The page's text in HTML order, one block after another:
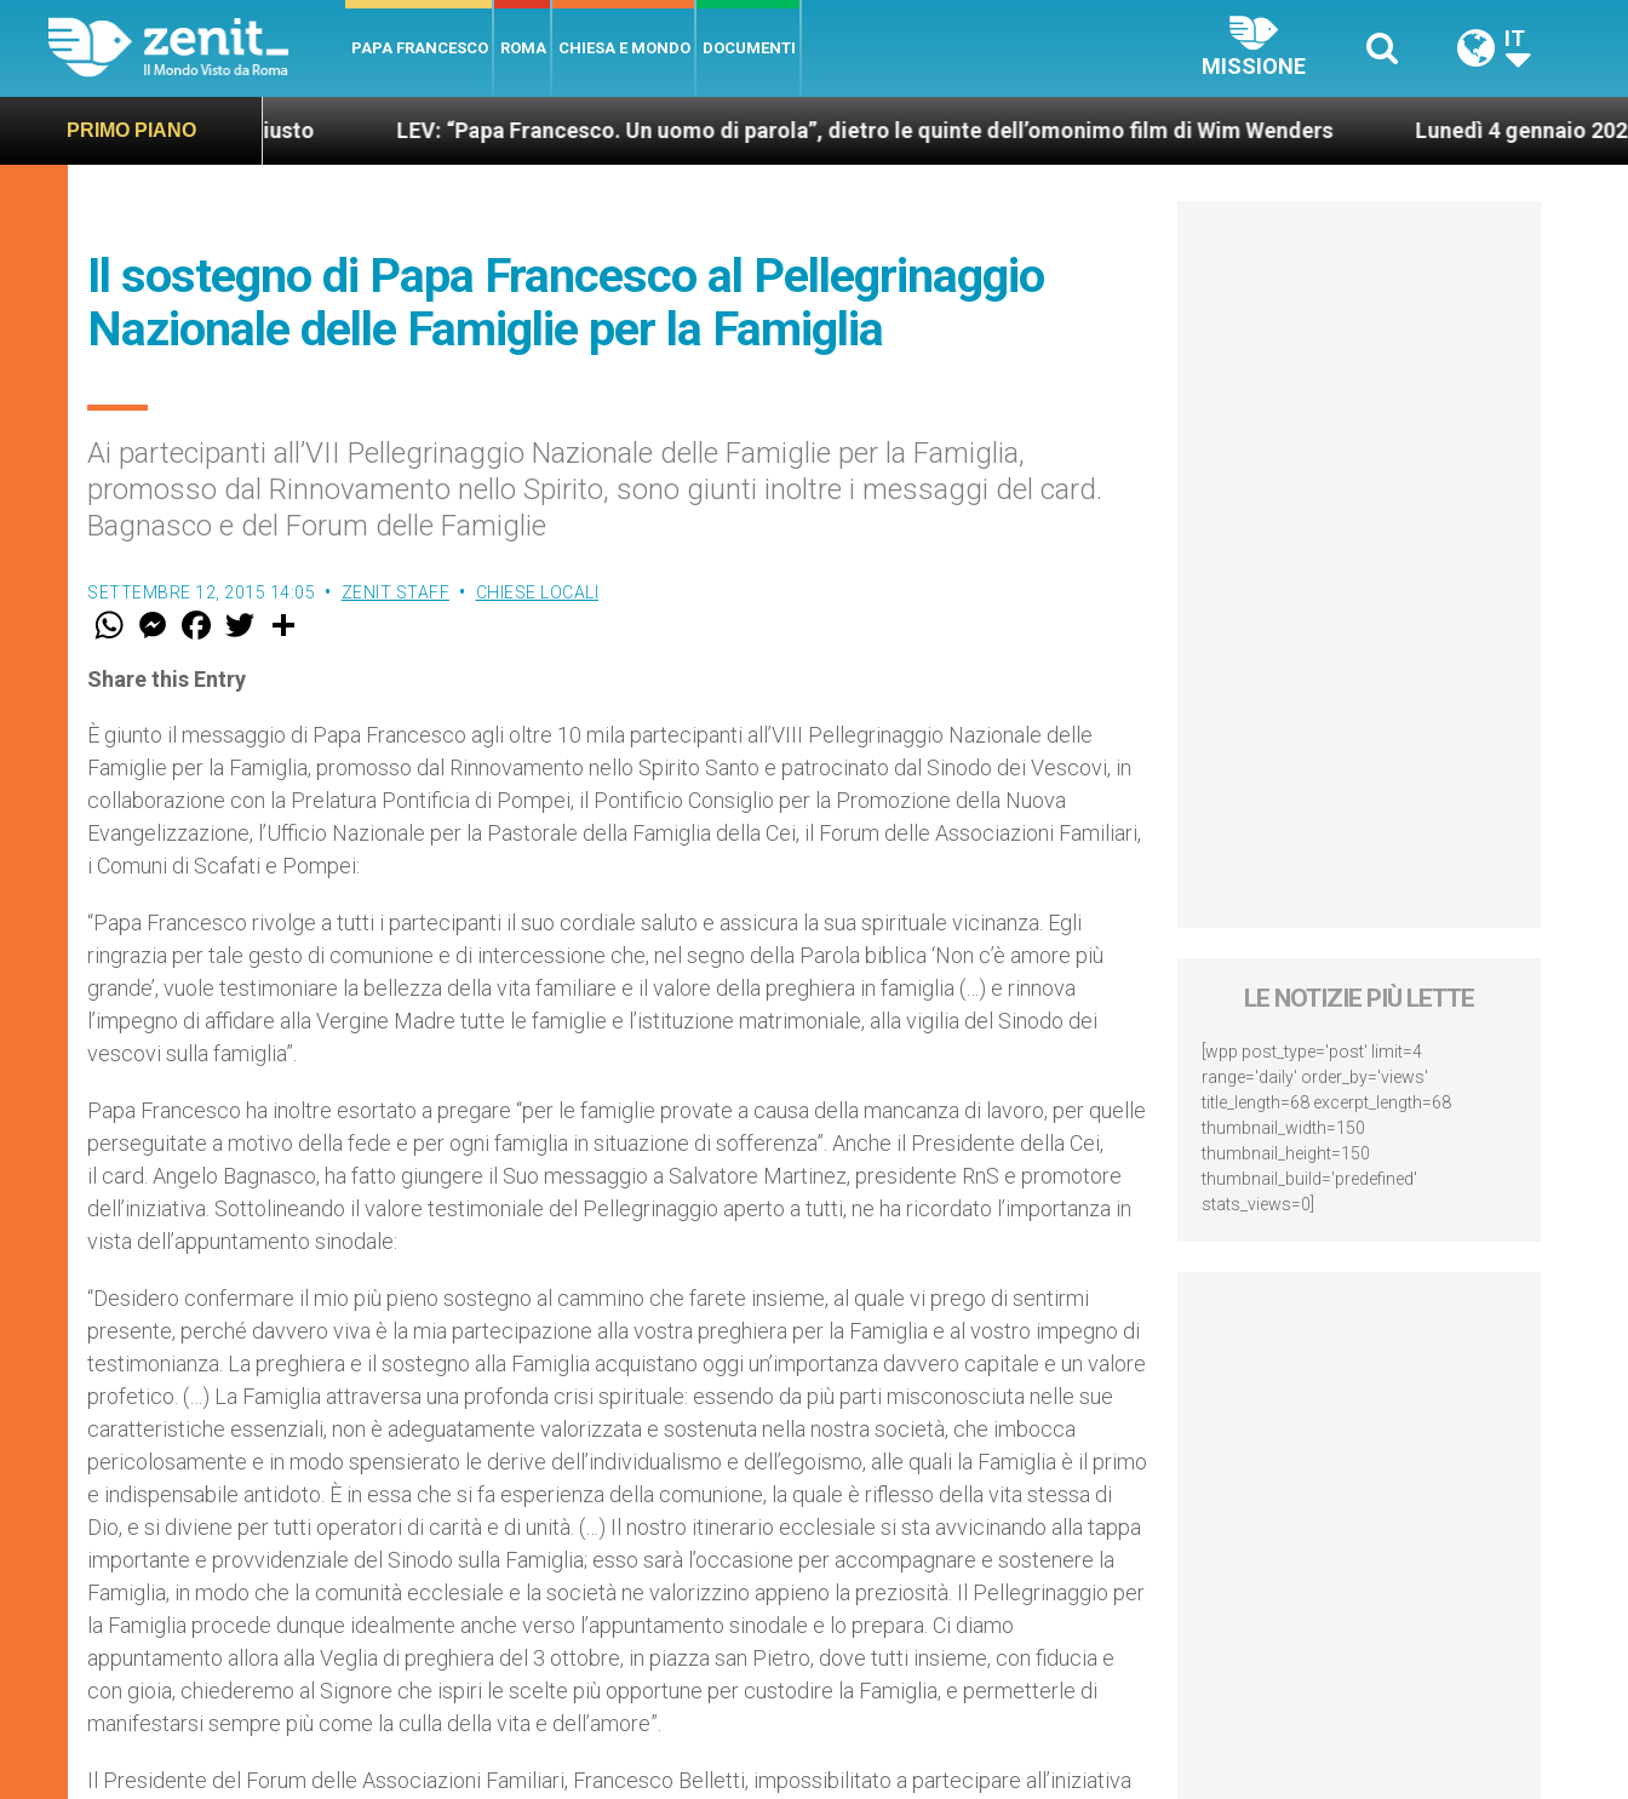
PAPA FRANCESCO ROMA CHIESA E MONDO DOCUMENTI
MISSIONE
IT
PRIMO PIANO
più sano e giusto LEV: “Papa Francesco. Un uomo di parola”, dietro le quinte dell’omonimo film di Wim Wenders Lunedì 4 gennaio 2021:
Il sostegno di Papa Francesco al Pellegrinaggio
Nazionale delle Famiglie per la Famiglia
Ai partecipanti all’VII Pellegrinaggio Nazionale delle Famiglie per la Famiglia,
promosso dal Rinnovamento nello Spirito, sono giunti inoltre i messaggi del card.
Bagnasco e del Forum delle Famiglie
SETTEMBRE 12, 2015 14:05 ZENIT STAFF CHIESE LOCALI
W
t
s
p
p
M
e
s
e
g
e
r
F
a
e
b
o
k
w
r
Share this Entry
È giunto il messaggio di Papa Francesco agli oltre 10 mila partecipanti all’VIII Pellegrinaggio Nazionale delle
Famiglie per la Famiglia, promosso dal Rinnovamento nello Spirito Santo e patrocinato dal Sinodo dei Vescovi, in
collaborazione con la Prelatura Pontificia di Pompei, il Pontificio Consiglio per la Promozione della Nuova
Evangelizzazione, l’Ufficio Nazionale per la Pastorale della Famiglia della Cei, il Forum delle Associazioni Familiari,
i Comuni di Scafati e Pompei:
“Papa Francesco rivolge a tutti i partecipanti il suo cordiale saluto e assicura la sua spirituale vicinanza. Egli
ringrazia per tale gesto di comunione e di intercessione che, nel segno della Parola biblica ‘Non c’è amore più
grande’, vuole testimoniare la bellezza della vita familiare e il valore della preghiera in famiglia (…) e rinnova
l’impegno di affidare alla Vergine Madre tutte le famiglie e l’istituzione matrimoniale, alla vigilia del Sinodo dei
vescovi sulla famiglia”.
Papa Francesco ha inoltre esortato a pregare “per le famiglie provate a causa della mancanza di lavoro, per quelle
perseguitate a motivo della fede e per ogni famiglia in situazione di sofferenza”. Anche il Presidente della Cei,
il card. Angelo Bagnasco, ha fatto giungere il Suo messaggio a Salvatore Martinez, presidente RnS e promotore
dell’iniziativa. Sottolineando il valore testimoniale del Pellegrinaggio aperto a tutti, ne ha ricordato l’importanza in
vista dell’appuntamento sinodale:
“Desidero confermare il mio più pieno sostegno al cammino che farete insieme, al quale vi prego di sentirmi
presente, perché davvero viva è la mia partecipazione alla vostra preghiera per la Famiglia e al vostro impegno di
testimonianza. La preghiera e il sostegno alla Famiglia acquistano oggi un’importanza davvero capitale e un valore
profetico. (…) La Famiglia attraversa una profonda crisi spirituale: essendo da più parti misconosciuta nelle sue
caratteristiche essenziali, non è adeguatamente valorizzata e sostenuta nella nostra società, che imbocca
pericolosamente e in modo spensierato le derive dell’individualismo e dell’egoismo, alle quali la Famiglia è il primo
e indispensabile antidoto. È in essa che si fa esperienza della comunione, la quale è riflesso della vita stessa di
Dio, e si diviene per tutti operatori di carità e di unità. (…) Il nostro itinerario ecclesiale si sta avvicinando alla tappa
importante e provvidenziale del Sinodo sulla Famiglia; esso sarà l’occasione per accompagnare e sostenere la
Famiglia, in modo che la comunità ecclesiale e la società ne valorizzino appieno la preziosità. Il Pellegrinaggio per
la Famiglia procede dunque idealmente anche verso l’appuntamento sinodale e lo prepara. Ci diamo
appuntamento allora alla Veglia di preghiera del 3 ottobre, in piazza san Pietro, dove tutti insieme, con fiducia e
con gioia, chiederemo al Signore che ispiri le scelte più opportune per custodire la Famiglia, e permetterle di
manifestarsi sempre più come la culla della vita e dell’amore”.
Il Presidente del Forum delle Associazioni Familiari, Francesco Belletti, impossibilitato a partecipare all’iniziativa
LE NOTIZIE PIÙ LETTE
[wpp post_type='post' limit=4
range='daily' order_by='views'
title_length=68 excerpt_length=68
thumbnail_width=150
thumbnail_height=150
thumbnail_build='predefined'
stats_views=0]